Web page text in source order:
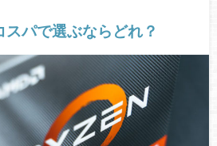
パで選ぶならどれ？